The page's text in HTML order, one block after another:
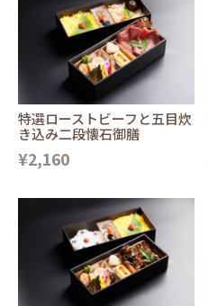
特選ローストビーフと五目炊
き込み二段懐石御膳
¥2,160